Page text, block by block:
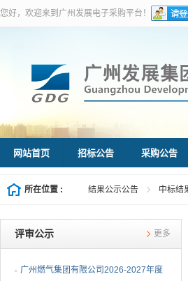
您好，欢迎来到广州发展电子采购平台！
网站首页 招标公告 采购公告
所在位置 : 结果公示公告 中标结
评审公示 更多
广州燃气集团有限公司2026-2027年度